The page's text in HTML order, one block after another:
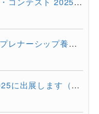
【学内・学生向け】アントレプレナーシップ養成プログラム ビジ...
アグリビジネス創出フェア2025に出展します（2025/11/26-11/28）